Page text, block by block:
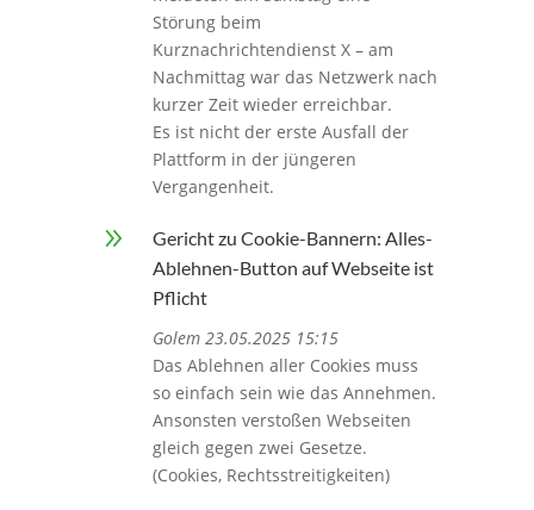
Störung beim
Kurznachrichtendienst X – am
Nachmittag war das Netzwerk nach
kurzer Zeit wieder erreichbar.
Es ist nicht der erste Ausfall der
Plattform in der jüngeren
Vergangenheit.
9
Gericht zu Cookie-Bannern: Alles-
Ablehnen-Button auf Webseite ist
Pflicht
Golem 23.05.2025 15:15
Das Ablehnen aller Cookies muss
so einfach sein wie das Annehmen.
Ansonsten verstoßen Webseiten
gleich gegen zwei Gesetze.
(Cookies, Rechtsstreitigkeiten)